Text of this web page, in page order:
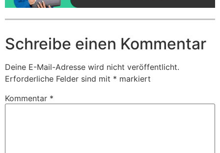
Schreibe einen Kommentar
Deine E-Mail-Adresse wird nicht veröffentlicht.
Erforderliche Felder sind mit * markiert
Kommentar *